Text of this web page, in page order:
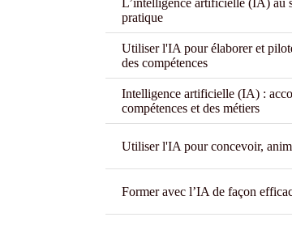
pratique
Utiliser l'IA pour élaborer et
des compétences
Intelligence artificielle (IA) :
compétences et des métiers
Utiliser l'IA pour concevoir,
Former avec l’IA de façon